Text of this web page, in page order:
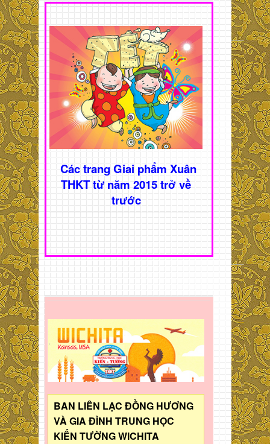
Các trang Giai phẩm Xuân
THKT từ năm 2015 trở về
trước
BAN LIÊN LẠC ĐỒNG HƯƠNG
VÀ GIA ĐÌNH TRUNG HỌC
KIẾN TƯỜNG WICHITA